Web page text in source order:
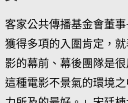
客家公共傳播基金會董
獲得多項的入圍肯定，
影的幕前、幕後團隊是
這種電影不景氣的環境